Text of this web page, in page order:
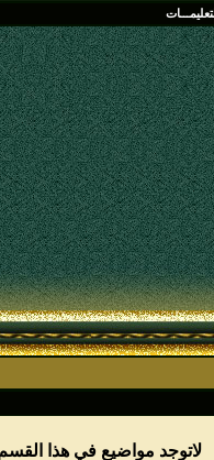
لاتوجد مواضيع في هذا